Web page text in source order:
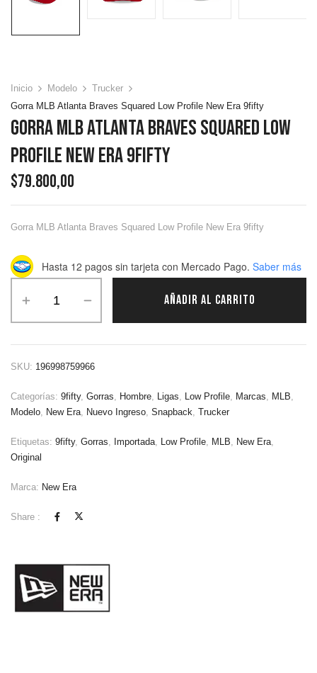
Inicio Modelo
Trucker
Gorra MLB Atlanta Braves Squared Low Profile New Era 9fifty
Gorra MLB Atlanta Braves Squared Low
Profile New Era 9fifty
$79.800,00
Gorra MLB Atlanta Braves Squared Low Profile New Era 9fifty
Hasta 12 pagos sin tarjeta con Mercado Pago. Saber más
AÑADIR AL CARRITO
SKU: 196998759966
Categorías: 9fifty, Gorras, Hombre, Ligas, Low Profile, Marcas, MLB,
Modelo, New Era, Nuevo Ingreso, Snapback, Trucker
Etiquetas: 9fifty, Gorras, Importada, Low Profile, MLB, New Era,
Original
Marca: New Era
Share :